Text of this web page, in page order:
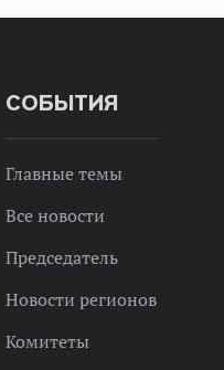
СОБЫТИЯ
Главные темы
Все новости
Председатель
Новости регионов
Комитеты